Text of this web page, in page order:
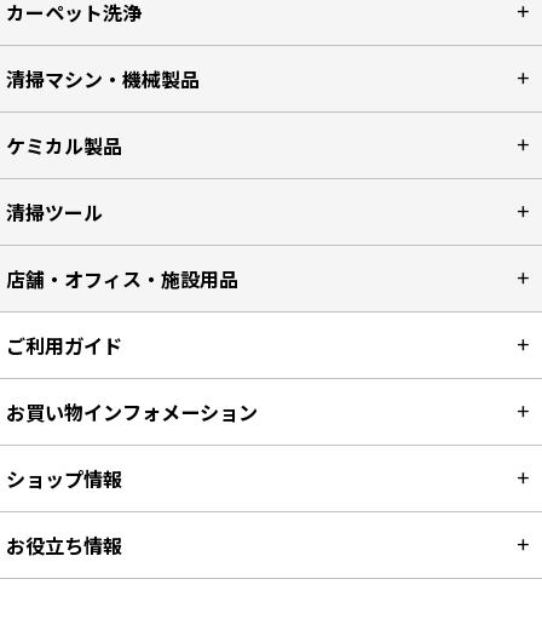
カーペット洗浄
清掃マシン・機械製品
ケミカル製品
清掃ツール
店舗・オフィス・施設用品
ご利用ガイド
お買い物インフォメーション
ショップ情報
お役立ち情報